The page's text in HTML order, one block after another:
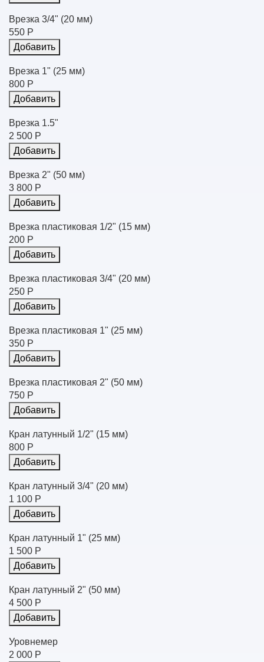
Врезка 3/4" (20 мм)
550 Р
Добавить
Врезка 1" (25 мм)
800 Р
Добавить
Врезка 1.5"
2 500 Р
Добавить
Врезка 2" (50 мм)
3 800 Р
Добавить
Врезка пластиковая 1/2" (15 мм)
200 Р
Добавить
Врезка пластиковая 3/4" (20 мм)
250 Р
Добавить
Врезка пластиковая 1" (25 мм)
350 Р
Добавить
Врезка пластиковая 2" (50 мм)
750 Р
Добавить
Кран латунный 1/2" (15 мм)
800 Р
Добавить
Кран латунный 3/4" (20 мм)
1 100 Р
Добавить
Кран латунный 1" (25 мм)
1 500 Р
Добавить
Кран латунный 2" (50 мм)
4 500 Р
Добавить
Уровнемер
2 000 Р